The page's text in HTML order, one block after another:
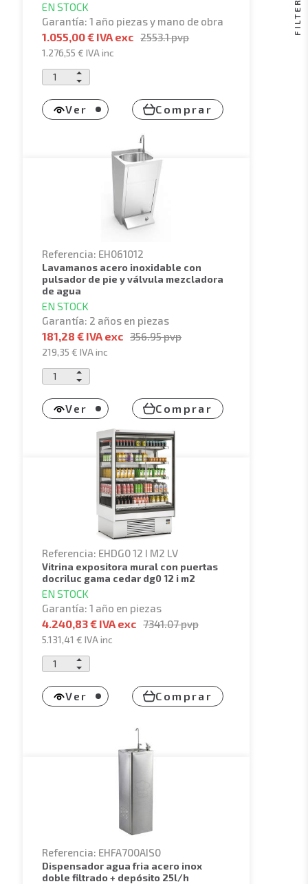
EN STOCK
Garantía: 1 año piezas y mano de obra
1.055,00 € IVA exc 2553.1pvp
1.276,55 €IVA inc
Ver Comprar
Referencia: EH061012
lavamanos acero inoxidable con
pulsador de pie y válvula mezcladora
de agua
EN STOCK
Garantía: 2 años en piezas
181,28 € IVA exc 356.95pvp
219,35 €IVA inc
Ver Comprar
Referencia: EHDG0 12 I M2 LV
vitrina expositora mural con puertas
docriluc gama cedar dg0 12 i m2
EN STOCK
Garantía: 1 año en piezas
4.240,83 € IVA exc 7341.07pvp
5.131,41 €IVA inc
Ver Comprar
Referencia: EHFA700AIS0
dispensador agua fria acero inox
doble filtrado + depósito 25l/h
FILTER